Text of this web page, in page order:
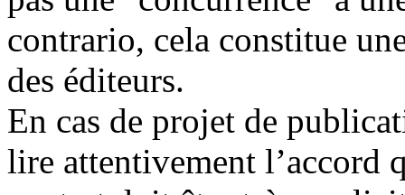
contrario, cela constitue
des éditeurs.
En cas de projet de
lire attentivement l’accord